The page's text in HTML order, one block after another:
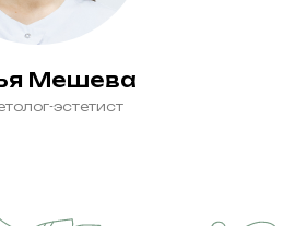
Мешева
эстетист